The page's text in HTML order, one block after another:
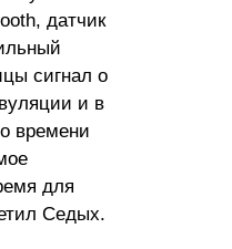
датчик
сигнал о
и в
времени
для
Седых.